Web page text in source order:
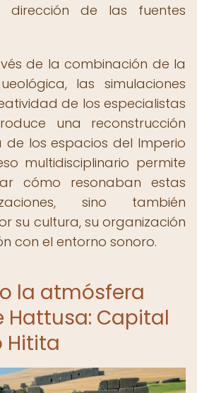
de las fuentes
de la combinación de la
las simulaciones
de los especialistas
una reconstrucción
de los espacios del Imperio
multidisciplinario permite
cómo resonaban estas
sino también
su cultura, su organización
con el entorno sonoro.
la atmósfera
Hattusa: Capital
Hitita